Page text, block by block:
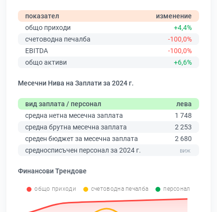
показател
изменение
общо приходи
+4,4%
счетоводна печалба
-100,0%
EBITDA
-100,0%
общо активи
+6,6%
Месечни Нива на Заплати за 2024 г.
вид заплата / персонал
лева
средна нетна месечна заплата
1 748
средна брутна месечна заплата
2 253
среден бюджет за месечна заплата
2 680
средносписъчен персонал за 2024 г.
Финансови Трендове
общо приходи счетоводна печалба персонал